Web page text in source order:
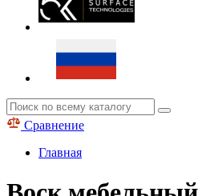
Сравнение
Главная